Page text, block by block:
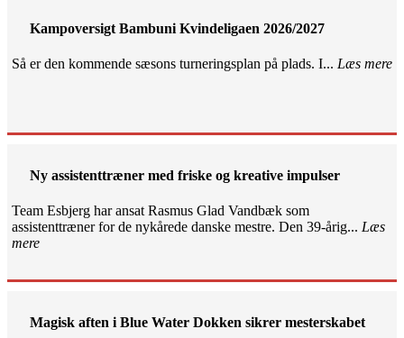
Kampoversigt Bambuni Kvindeligaen 2026/2027
Så er den kommende sæsons turneringsplan på plads. I... Læs mere
Ny assistenttræner med friske og kreative impulser
Team Esbjerg har ansat Rasmus Glad Vandbæk som
assistenttræner for de nykårede danske mestre. Den 39-årig... Læs
mere
Magisk aften i Blue Water Dokken sikrer mesterskabet